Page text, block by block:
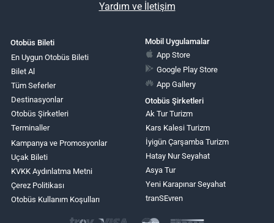
Yardım ve İletişim
Otobüs Bileti
En Uygun Otobüs Bileti
Bilet Al
Tüm Seferler
Destinasyonlar
Otobüs Şirketleri
Terminaller
Kampanya ve Promosyonlar
Uçak Bileti
KVKK Aydınlatma Metni
Çerez Politikası
Otobüs Kullanım Koşulları
Mobil Uygulamalar
App Store
Google Play Store
App Gallery
Otobüs Şirketleri
Ak Tur Turizm
Kars Kalesi Turizm
İyigün Çarşamba Turizm
Hatay Nur Seyahat
Asya Tur
Yeni Karapınar Seyahat
tranSEvren